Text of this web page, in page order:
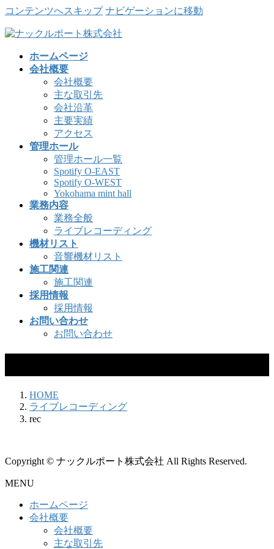
コンテンツへスキップ ナビゲーションに移動
ホームページ
会社概要
会社概要
主な取引先
会社沿革
主要実績
アクセス
管理ホール
管理ホール一覧
Spotify O-EAST
Spotify O-WEST
Yokohama mint hall
業務内容
業務全般
ライブレコーディング
機材リスト
音響機材リスト
施工関連
施工関連
採用情報
採用情報
お問い合わせ
お問い合わせ
HOME
ライブレコーディング
rec
Copyright © ナックルポート株式会社 All Rights Reserved.
MENU
ホームページ
会社概要
会社概要
主な取引先